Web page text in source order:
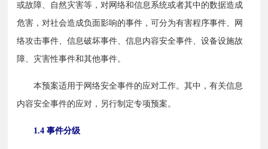
或故障、自然灾害等，对网络和信息系统或者其中的数据造成
危害，对社会造成负面影响的事件，可分为有害程序事件、网
络攻击事件、信息破坏事件、信息内容安全事件、设备设施故
障、灾害性事件和其他事件。
本预案适用于网络安全事件的应对工作。其中，有关信息
内容安全事件的应对，另行制定专项预案。
1.4 事件分级